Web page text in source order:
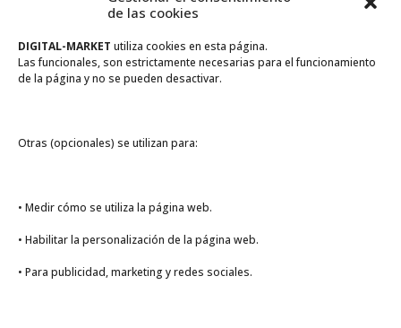
de las cookies
DIGITAL-MARKET utiliza cookies en esta página.
Las funcionales, son estrictamente necesarias para el funcionamiento
de la página y no se pueden desactivar.
Otras (opcionales) se utilizan para:
• Medir cómo se utiliza la página web.
• Habilitar la personalización de la página web.
• Para publicidad, marketing y redes sociales.
Categorías
Novedades
Promoción
Meta